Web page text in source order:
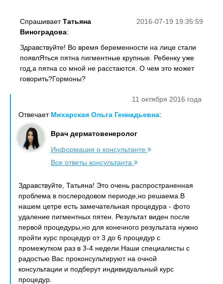
2016-07-19 19:35:59
СпрашиваетТатьяна
Виноградова:
Здравствуйте! Во время беременности на лице стали
появлЯться пятна пигментные крупные. Ребенку уже
год,а пятна со мной не расстаются. О чем это может
говорить?Гормоны?
11 октября 2016 года
Отвечает Михарская Ольга Геннадьевна:
Врач дерматовенеролог
Информация о консультанте
Все ответы консультанта
Здравствуйте, Татьяна! Это очень распространенная
проблема в послеродовом периоде,но решаема.В
нашем цетре есть замечательная процедура - фото
удаление пигментных пятен. Результат виден после
первой процедуры,но для конечного результата нужно
пройти курс процедур от 3 до 6 процедур с
промежутком раз в 3-4 недели.Наши специалисты с
радостью Вас проконсультируют на очной
консультации и подберут индивидуальный курс
процедур.